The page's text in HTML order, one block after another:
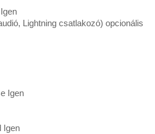
Lightning csatlakozó) opcionális
Igen
Igen